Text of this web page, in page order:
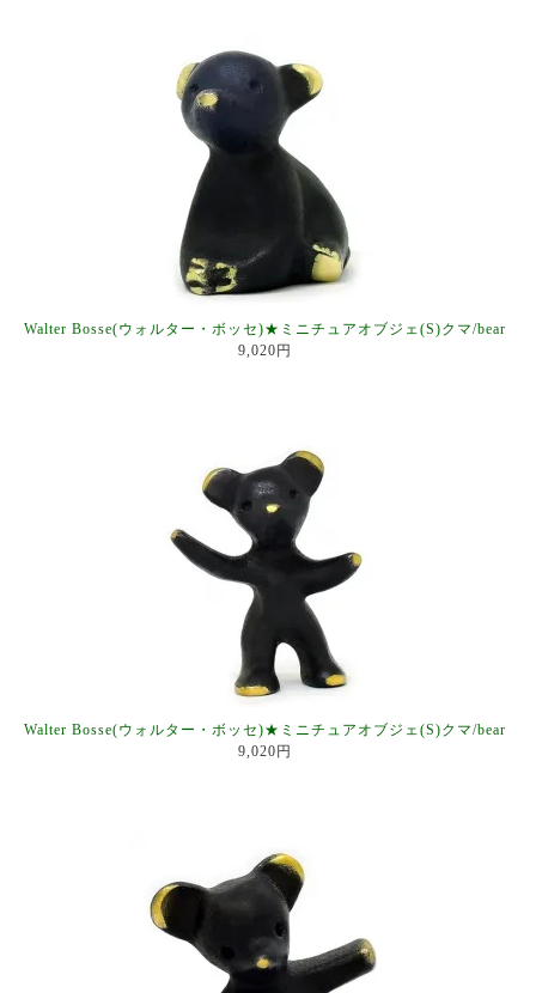
Walter Bosse(ウォルター・ボッセ)★ミニチュアオブジェ(S)クマ/bear
9,020円
Walter Bosse(ウォルター・ボッセ)★ミニチュアオブジェ(S)クマ/bear
9,020円